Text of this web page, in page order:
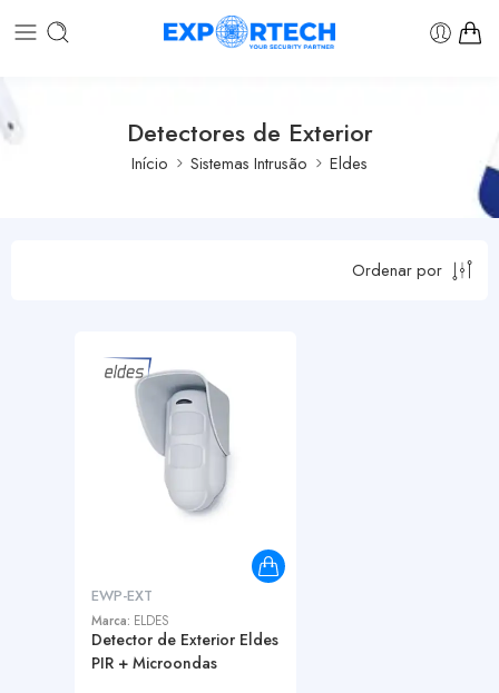
Detectores de Exterior
Início Sistemas Intrusão Eldes
Ordenar por
EWP-EXT
Marca: ELDES
Detector de Exterior Eldes
PIR + Microondas